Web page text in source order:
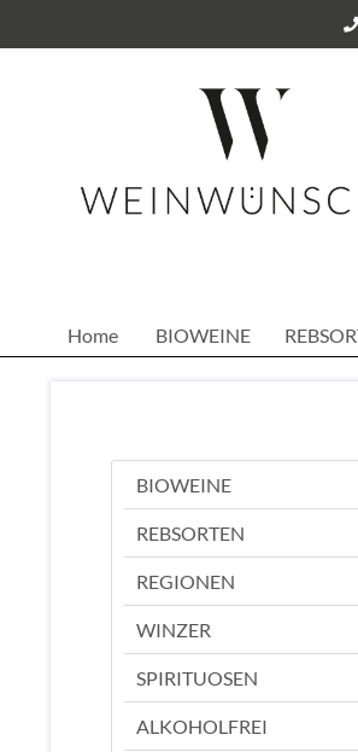
Home BIOWEINE
BIOWEINE
REBSORTEN
REGIONEN
WINZER
SPIRITUOSEN
ALKOHOLFREI